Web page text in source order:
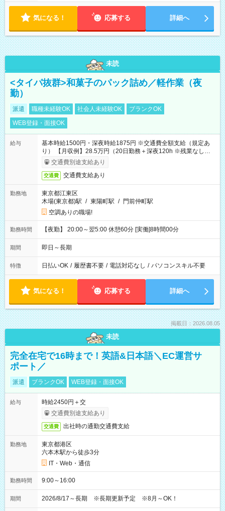
気になる！ 応募する 詳細へ
未読
<タイパ抜群>和菓子のパック詰め／軽作業（夜
勤）
派遣 職種未経験OK 社会人未経験OK
ブランクOK
WEB登録・面接OK
給与
基本時給1500円・深夜時給1875円 ※交通費全額支給（規定あ
り） 【月収例】28.5万円（20日勤務＋深夜120h ※残業なしの場
合）交通費別途支給あり
交通費 交通費支給あり
勤務地
東京都江東区
木場(東京都)駅 / 東陽町駅 / 門前仲町駅
空調ありの職場!
勤務時間 【夜勤】 20:00～翌5:00 休憩60分 [実働]8時間00分
期間 即日～長期
特徴 日払いOK / 履歴書不要 / 電話対応なし / パソコンスキル不要
気になる！ 応募する 詳細へ
掲載日：2026.08.05
未読
完全在宅で16時まで！英語&日本語＼EC運営サ
ポート／
派遣 ブランクOK WEB登録・面接OK
給与
時給2450円＋交
交通費別途支給あり
交通費 出社時の通勤交通費支給
勤務地
東京都港区
六本木駅から徒歩3分
IT・Web・通信
勤務時間 9:00～16:00
期間 2026/8/17～長期 ※長期更新予定 ※8月～OK！